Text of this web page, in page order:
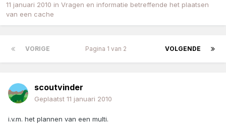
11 januari 2010 in Vragen en informatie betreffende het plaatsen
van een cache
VORIGE VOLGENDE
Pagina 1 van 2
scoutvinder
Geplaatst 11 januari 2010
i.v.m. het plannen van een multi.